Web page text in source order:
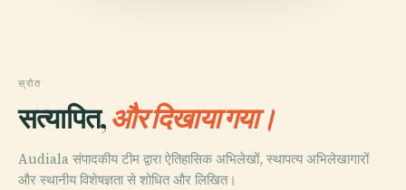
स्रोत
सत्यापित,और दिखाया गया।
Audiala संपादकीय टीम द्वारा ऐतिहासिक अभिलेखों, स्थापत्य अभिलेखागारों
और स्थानीय विशेषज्ञता से शोधित और लिखित।